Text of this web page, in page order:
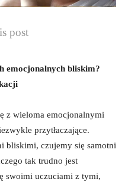
post
emocjonalnych bliskim?
z wieloma emocjonalnymi
przytłaczające.
bliskimi, czujemy się samotni
tak trudno jest
swoimi uczuciami z tymi,